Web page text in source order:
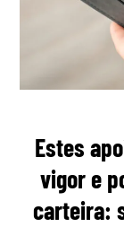
Estes
vigor e
carteira: